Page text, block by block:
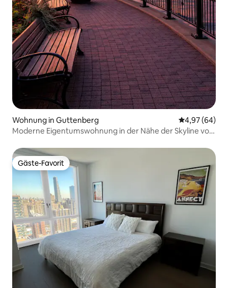
Wohnung in Guttenberg
4,97 (64)
Moderne Eigentumswohnung in der Nähe der Skyline von
Gäste-Favorit
Gäste-Favorit